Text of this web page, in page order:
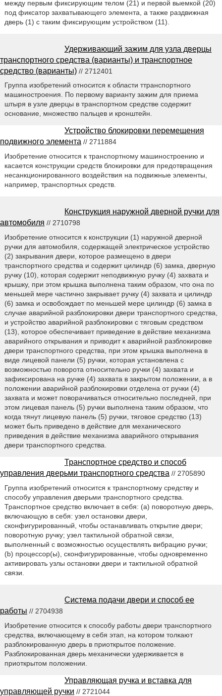
между первым фиксирующим телом (21) и первой выемкой (20)
под фиксатор захватывающего элемента, а также раздвижная
дверь (1) с таким фиксирующим устройством (11).
Удерживающий зажим для узла дверцы
транспортного средства (варианты) и транспортное
средство (варианты) // 2712401
Группа изобретений относится к области ттранспортного
машиностроения. По первому варианту зажим для приема
штыря в узле дверцы в транспортном средстве содержит
основание, множество пальцев и кронштейн.
Устройство блокировки перемещения
подвижного элемента // 2711884
Изобретение относится к транспортному машиностроению и
касается конструкции средств блокировки для предотвращения
несанкционированного воздействия на подвижные элементы,
например, транспортных средств.
Конструкция наружной дверной ручки для
автомобиля // 2710798
Изобретение относится к конструкции (1) наружной дверной
ручки для автомобиля, содержащей электрическое устройство
(2) закрывания двери, которое размещено в двери
транспортного средства и содержит цилиндр (6) замка, дверную
ручку (10), которая содержит неподвижную ручку (4) захвата и
крышку, при этом крышка выполнена таким образом, что она по
меньшей мере частично закрывает ручку (4) захвата и цилиндр
(6) замка и освобождает по меньшей мере цилиндр (6) замка в
случае аварийной разблокировки двери транспортного средства,
и устройство аварийной разблокировки с тяговым средством
(13), которое обеспечивает приведение в действие механизма
аварийного открывания и приводит к аварийной разблокировке
двери транспортного средства, при этом крышка выполнена в
виде лицевой панели (5) ручки, которая установлена с
возможностью поворота относительно ручки (4) захвата и
зафиксирована на ручке (4) захвата в закрытом положении, а в
положении аварийной разблокировки отделена от ручки (4)
захвата и может поворачиваться относительно последней, при
этом лицевая панель (5) ручки выполнена таким образом, что
когда тянут лицевую панель (5) ручки, тяговое средство (13)
может быть приведено в действие для механического
приведения в действие механизма аварийного открывания
двери транспортного средства.
Транспортное средство и способ
управления дверьми транспортного средства // 2705890
Группа изобретений относится к транспортному средству и
способу управления дверьми транспортного средства.
Транспортное средство включает в себя: (a) поворотную дверь,
включающую в себя: узел остановки двери,
сконфигурированный, чтобы останавливать открытие двери;
поворотную ручку; узел тактильной обратной связи,
выполненный с возможностью осуществлять вибрацию ручки;
(b) процессор(ы), сконфигурированные, чтобы одновременно
активировать узлы остановки двери и тактильной обратной
связи.
Система подачи двери и способ ее
работы // 2704938
Изобретение относится к способу работы двери транспортного
средства, включающему в себя этап, на котором толкают
разблокированную дверь в приоткрытое положение.
Разблокированная дверь механически удерживается в
приоткрытом положении.
Управляющая ручка и вставка для
управляющей ручки // 2721044